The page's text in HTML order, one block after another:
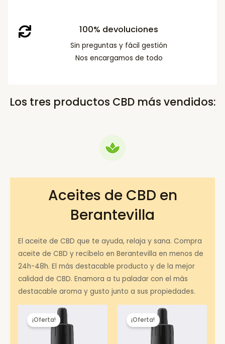
100% devoluciones
Sin preguntas y fácil gestión
Nos encargamos de todo
Los tres productos CBD más vendidos:
Aceites de CBD en
Berantevilla
El aceite de CBD que te ayuda, relaja y sana. Compra
aceite de CBD y recíbelo en Berantevilla en menos de
24h-48h. El más destacable producto y de la mejor
calidad de CBD. Enamora a tu paladar con el más
destacable aroma y gusto junto a sus propiedades.
¡Oferta! ¡Oferta!